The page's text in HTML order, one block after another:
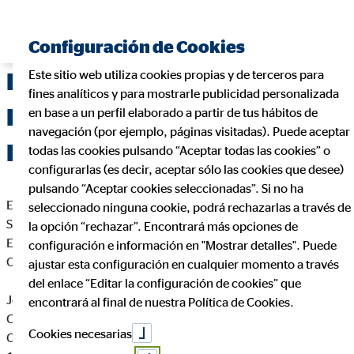
Delegación de OVB Allfinanz
España S.A. en Jerez de la
Frontera (Cádiz)
En cumplimiento de la Ley 34/2002 de Servicios de la
Sociedad de la Información y de Comercio Electrónico de
España, le informamos que esta página web es propiedad de
OVB Allfinanz España S.A., siendo sus datos identificativos
José Manuel Santos Ramírez
Coordinador de Zona para OVB
C. Doña Felipa, 7 1º B
Configuración de Cookies
Este sitio web utiliza cookies propias y de terceros para
fines analíticos y para mostrarle publicidad personalizada
en base a un perfil elaborado a partir de tus hábitos de
navegación (por ejemplo, páginas visitadas). Puede aceptar
todas las cookies pulsando “Aceptar todas las cookies” o
configurarlas (es decir, aceptar sólo las cookies que desee)
pulsando “Aceptar cookies seleccionadas”. Si no ha
seleccionado ninguna cookie, podrá rechazarlas a través de
la opción “rechazar”. Encontrará más opciones de
configuración e información en "Mostrar detalles". Puede
ajustar esta configuración en cualquier momento a través
del enlace “Editar la configuración de cookies” que
encontrará al final de nuestra Política de Cookies.
Cookies necesarias